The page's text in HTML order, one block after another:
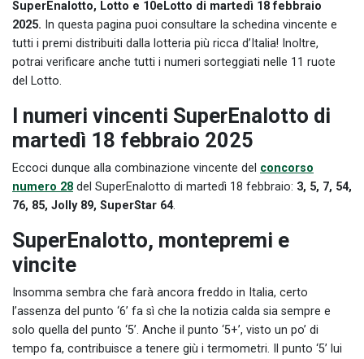
SuperEnalotto, Lotto e 10eLotto di martedì 18 febbraio
2025. In questa pagina puoi consultare la schedina vincente e
tutti i premi distribuiti dalla lotteria più ricca d’Italia! Inoltre,
potrai verificare anche tutti i numeri sorteggiati nelle 11 ruote
del Lotto.
I numeri vincenti SuperEnalotto di
martedì 18 febbraio 2025
Eccoci dunque alla combinazione vincente del concorso
numero 28 del SuperEnalotto di martedì 18 febbraio: 3, 5, 7, 54,
76, 85, Jolly 89, SuperStar 64.
SuperEnalotto, montepremi e
vincite
Insomma sembra che farà ancora freddo in Italia, certo
l’assenza del punto ‘6’ fa sì che la notizia calda sia sempre e
solo quella del punto ‘5’. Anche il punto ‘5+’, visto un po’ di
tempo fa, contribuisce a tenere giù i termometri. Il punto ‘5’ lui